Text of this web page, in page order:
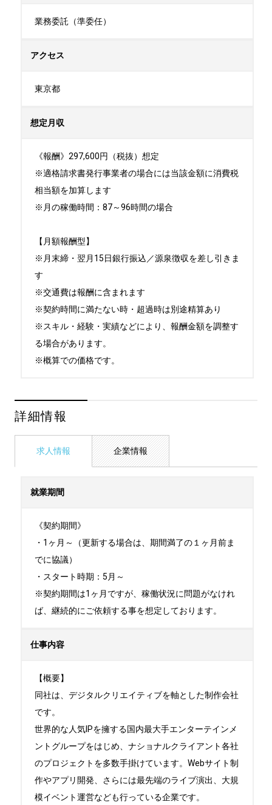
業務委託（準委任）
アクセス
東京都
想定月収
《報酬》297,600円（税抜）想定
※適格請求書発行事業者の場合には当該金額に消費税
相当額を加算します
※月の稼働時間：87～96時間の場合
【月額報酬型】
※月末締・翌月15日銀行振込／源泉徴収を差し引きま
す
※交通費は報酬に含まれます
※契約時間に満たない時・超過時は別途精算あり
※スキル・経験・実績などにより、報酬金額を調整す
る場合があります。
※概算での価格です。
詳細情報
求人情報 企業情報
就業期間
《契約期間》
・1ヶ月～（更新する場合は、期間満了の１ヶ月前ま
でに協議）
・スタート時期：5月～
※契約期間は1ヶ月ですが、稼働状況に問題がなけれ
ば、継続的にご依頼する事を想定しております。
仕事内容
【概要】
同社は、デジタルクリエイティブを軸とした制作会社
です。
世界的な人気IPを擁する国内最大手エンターテインメ
ントグループをはじめ、ナショナルクライアント各社
のプロジェクトを多数手掛けています。Webサイト制
作やアプリ開発、さらには最先端のライブ演出、大規
模イベント運営なども行っている企業です。